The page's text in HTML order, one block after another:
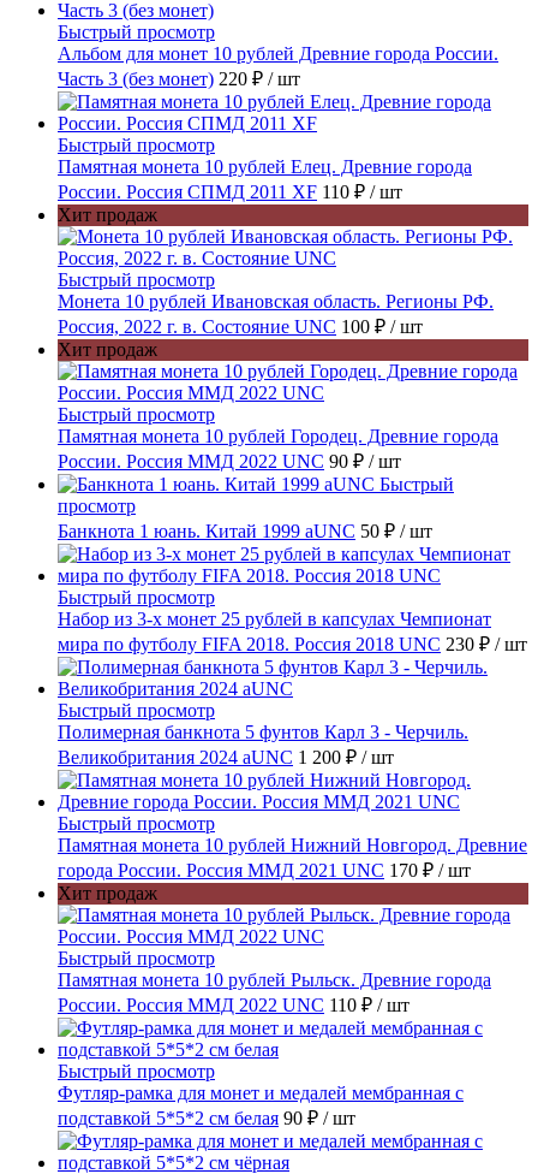
Быстрый просмотр
Альбом для монет 10 рублей Древние города России.
Часть 3 (без монет) 220 ₽ / шт
Быстрый просмотр
Памятная монета 10 рублей Елец. Древние города
России. Россия СПМД 2011 XF 110 ₽ / шт
Хит продаж
Быстрый просмотр
Монета 10 рублей Ивановская область. Регионы РФ.
Россия, 2022 г. в. Состояние UNC 100 ₽ / шт
Хит продаж
Быстрый просмотр
Памятная монета 10 рублей Городец. Древние города
России. Россия ММД 2022 UNC 90 ₽ / шт
Быстрый
просмотр
Банкнота 1 юань. Китай 1999 aUNC 50 ₽ / шт
Быстрый просмотр
Набор из 3-х монет 25 рублей в капсулах Чемпионат
мира по футболу FIFA 2018. Россия 2018 UNC 230 ₽ / шт
Быстрый просмотр
Полимерная банкнота 5 фунтов Карл 3 - Черчиль.
Великобритания 2024 aUNC 1 200 ₽ / шт
Быстрый просмотр
Памятная монета 10 рублей Нижний Новгород. Древние
города России. Россия ММД 2021 UNC 170 ₽ / шт
Хит продаж
Быстрый просмотр
Памятная монета 10 рублей Рыльск. Древние города
России. Россия ММД 2022 UNC 110 ₽ / шт
Быстрый просмотр
Футляр-рамка для монет и медалей мембранная с
подставкой 5*5*2 см белая 90 ₽ / шт